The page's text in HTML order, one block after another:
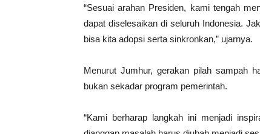
“Sesuai arahan Presiden, kami tengah
dapat diselesaikan di seluruh Indonesia.
bisa kita adopsi serta sinkronkan,” ujarnya.
Menurut Jumhur, gerakan pilah sampah
bukan sekadar program pemerintah.
“Kami berharap langkah ini menjadi